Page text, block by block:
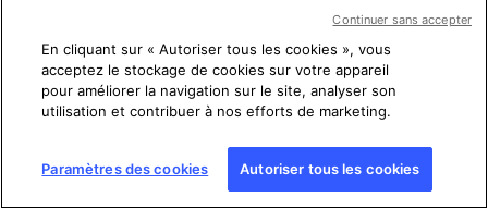
raison est simple : un prix plus avantageux, qui s'est
traduit aussi dans l'augmentation des transactions sur
le spot market[marché au comptant avec livraison
immédiate, NDLR]", explique Phuc-Vinh Nguyen, de
l'Institut Jacques Delors.
Bercy souligne de son côté que"plusieurs sociétés
européennes, qui avaient réservé des capacités dans
En cliquant sur « Autoriser tous les cookies », vous
acceptez le stockage de cookies sur votre appareil
pour améliorer la navigation sur le site, analyser son
utilisation et contribuer à nos efforts de marketing.
Paramètres des cookies Autoriser tous les cookies
Continuer sans accepter